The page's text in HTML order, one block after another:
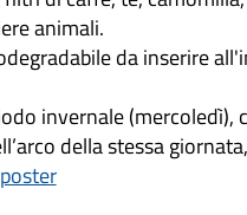
animali.
da inserire
invernale
della stessa